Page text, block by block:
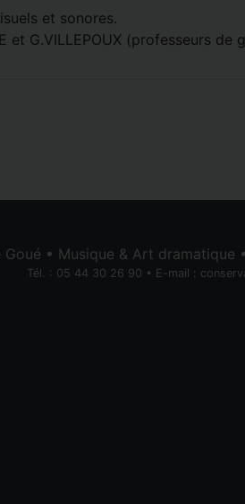
et sonores.
et G.VILLEPOUX (professeurs de
• Musique & Art dramatique
Tél. : 05 44 30 26 90 • E-mail :